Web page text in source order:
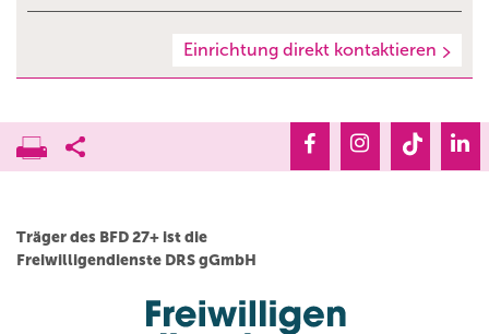
Einrichtung direkt kontaktieren
Träger des BFD 27+ ist die
Freiwilligendienste DRS gGmbH